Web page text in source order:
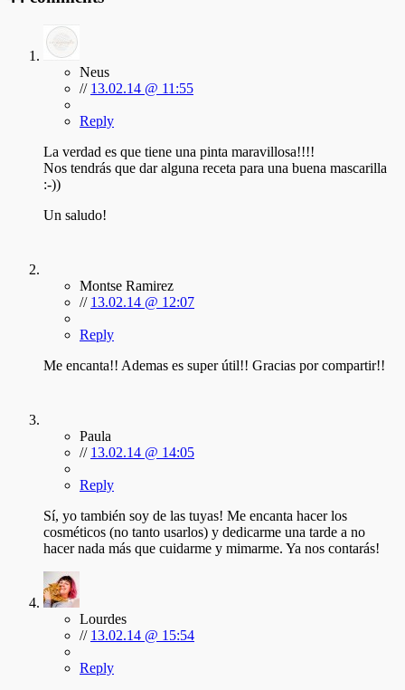
Neus
// 13.02.14 @ 11:55
Reply
La verdad es que tiene una pinta maravillosa!!!!
Nos tendrás que dar alguna receta para una buena mascarilla
:-))
Un saludo!
Montse Ramirez
// 13.02.14 @ 12:07
Reply
Me encanta!! Ademas es super útil!! Gracias por compartir!!
Paula
// 13.02.14 @ 14:05
Reply
Sí, yo también soy de las tuyas! Me encanta hacer los
cosméticos (no tanto usarlos) y dedicarme una tarde a no
hacer nada más que cuidarme y mimarme. Ya nos contarás!
Lourdes
// 13.02.14 @ 15:54
Reply